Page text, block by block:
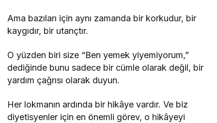
Ama bazıları için aynı zamanda bir korkudur, bir
kaygıdır, bir utançtır.
O yüzden biri size “Ben yemek yiyemiyorum,”
dediğinde bunu sadece bir cümle olarak değil, bir
yardım çağrısı olarak duyun.
Her lokmanın ardında bir hikâye vardır. Ve biz
diyetisyenler için en önemli görev, o hikâyeyi